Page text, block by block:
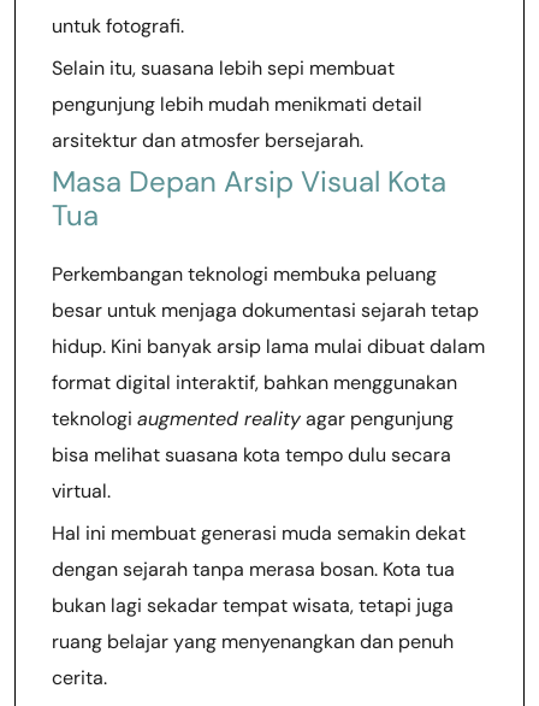
untuk fotografi.
Selain itu, suasana lebih sepi membuat
pengunjung lebih mudah menikmati detail
arsitektur dan atmosfer bersejarah.
Masa Depan Arsip Visual Kota
Tua
Perkembangan teknologi membuka peluang
besar untuk menjaga dokumentasi sejarah tetap
hidup. Kini banyak arsip lama mulai dibuat dalam
format digital interaktif, bahkan menggunakan
teknologi augmented realityagar pengunjung
bisa melihat suasana kota tempo dulu secara
virtual.
Hal ini membuat generasi muda semakin dekat
dengan sejarah tanpa merasa bosan. Kota tua
bukan lagi sekadar tempat wisata, tetapi juga
ruang belajar yang menyenangkan dan penuh
cerita.